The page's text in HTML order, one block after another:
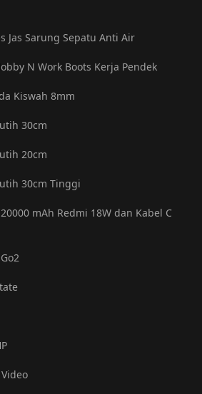
Jas Sarung Sepatu Anti Air
N Work Boots Kerja Pendek
Kiswah 8mm
30cm
20cm
30cm Tinggi
mAh Redmi 18W dan Kabel C